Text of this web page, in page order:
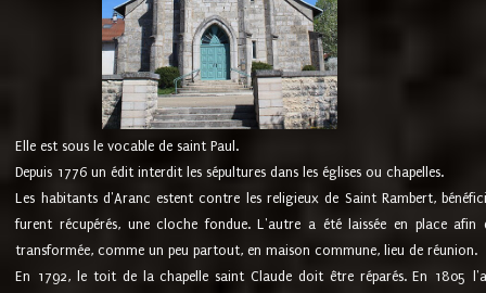
Elle est sous le vocable de saint Paul.
Depuis 1776 un édit interdit les sépultures dans les églises ou chapelles.
Les habitants d'Aranc estent contre les religieux de Saint Rambert,
furent récupérés, une cloche fondue. L'autre a été laissée en place
transformée, comme un peu partout, en maison commune, lieu de réunion.
En 1792, le toit de la chapelle saint Claude doit être réparés. En 1805